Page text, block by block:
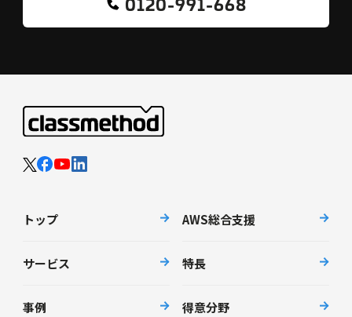
トップ AWS総合支援
サービス 特長
事例 得意分野